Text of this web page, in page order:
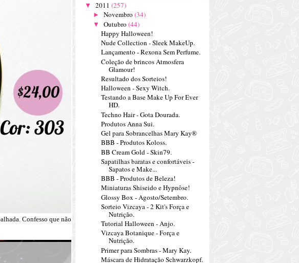
Confesso que não
▼ 2011 (257)
► Novembro (34)
▼ Outubro (44)
Happy Halloween!
Nude Collection - Sleek MakeUp.
Lançamento - Rexona Sem Perfume.
Coleção de brincos Atmosfera
Glamour!
Resultado dos Sorteios!
Halloween - Sexy Witch.
Testando a Base Make Up For Ever
HD.
Techno Hair - Gota Dourada.
Produtos Anna Sui.
Gel para Sobrancelhas Mary Kay®
BBB - Produtos Koloss.
BB Cream Gold - Skin79.
Sapatilhas baratas e confortáveis -
Sapatos e Make...
BBB - Produtos de Beleza!
Miniaturas Shiseido e Hypnôse!
Glossy Box - Agosto/Setembro.
Sorteio Vizcaya - 2 Kit's Força e
Nutrição.
Tutorial Halloween - Anjo.
Vizcaya Botanique - Força e
Nutrição.
Primer para Sombras - Mary Kay.
Máscara de Hidratação Schwarzkopf.